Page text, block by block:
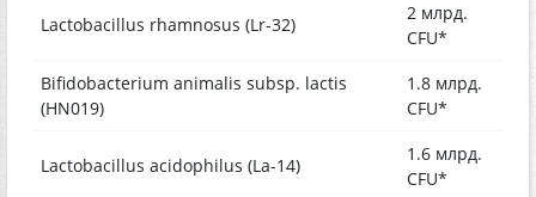
Lactobacillus rhamnosus (Lr-32)
2 млрд.
CFU*
Bifidobacterium animalis subsp. lactis
(HN019)
1.8 млрд.
CFU*
Lactobacillus acidophilus (La-14)
1.6 млрд.
CFU*